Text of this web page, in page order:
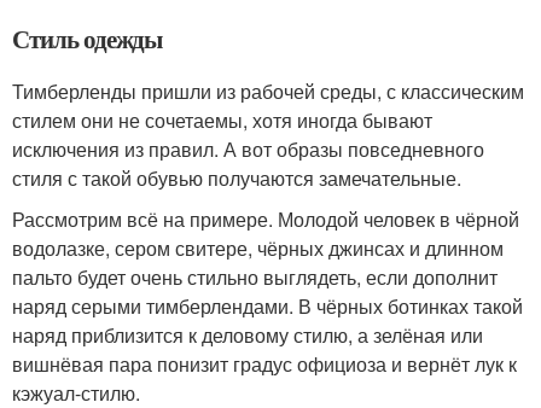
Стиль одежды
Тимберленды пришли из рабочей среды, с классическим
стилем они не сочетаемы, хотя иногда бывают
исключения из правил. А вот образы повседневного
стиля с такой обувью получаются замечательные.
Рассмотрим всё на примере. Молодой человек в чёрной
водолазке, сером свитере, чёрных джинсах и длинном
пальто будет очень стильно выглядеть, если дополнит
наряд серыми тимберлендами. В чёрных ботинках такой
наряд приблизится к деловому стилю, а зелёная или
вишнёвая пара понизит градус официоза и вернёт лук к
кэжуал-стилю.